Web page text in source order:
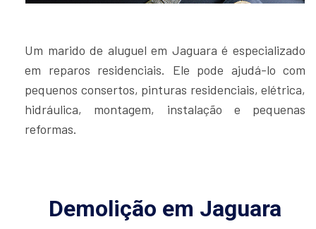
Um marido de aluguel em Jaguara é especializado
em reparos residenciais. Ele pode ajudá-lo com
pequenos consertos, pinturas residenciais, elétrica,
hidráulica, montagem, instalação e pequenas
reformas.
Demolição em Jaguara